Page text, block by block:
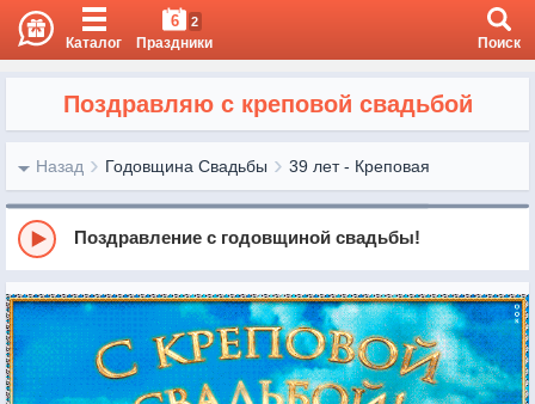
Каталог
6 2
Праздники Поиск
Поздравляю с креповой свадьбой
Назад Годовщина Свадьбы 39 лет - Креповая
Поздравление с годовщиной свадьбы!